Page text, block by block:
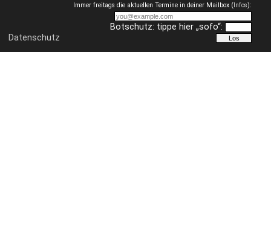
Datenschutz
Immer freitags die aktuellen Termine in deiner Mailbox (Infos):
Botschutz: tippe hier „sofo“: